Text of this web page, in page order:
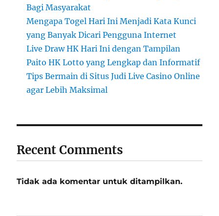
Bagi Masyarakat
Mengapa Togel Hari Ini Menjadi Kata Kunci
yang Banyak Dicari Pengguna Internet
Live Draw HK Hari Ini dengan Tampilan
Paito HK Lotto yang Lengkap dan Informatif
Tips Bermain di Situs Judi Live Casino Online
agar Lebih Maksimal
Recent Comments
Tidak ada komentar untuk ditampilkan.